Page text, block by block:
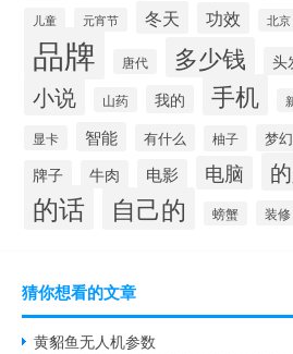
儿童 元宵节 冬天 功效 北京
品牌 唐代 多少钱 头
小说 山药 我的 手机
显卡 智能 有什么 柚子 梦
牌子 牛肉 电影 电脑
的话 自己的 螃蟹 装修
猜你想看的文章
黄貂鱼无人机参数